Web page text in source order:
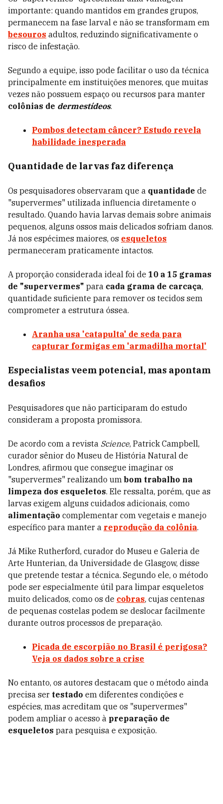
importante: quando mantidos em grandes grupos,
permanecem na fase larval e não se transformam em
besouros adultos, reduzindo significativamente o
risco de infestação.
Segundo a equipe, isso pode facilitar o uso da técnica
principalmente em instituições menores, que muitas
vezes não possuem espaço ou recursos para manter
colônias de dermestídeos.
Pombos detectam câncer? Estudo revela
habilidade inesperada
Quantidade de larvas faz diferença
Os pesquisadores observaram que a quantidade de
"supervermes" utilizada influencia diretamente o
resultado. Quando havia larvas demais sobre animais
pequenos, alguns ossos mais delicados sofriam danos.
Já nos espécimes maiores, os esqueletos
permaneceram praticamente intactos.
A proporção considerada ideal foi de 10 a 15 gramas
de "supervermes" para cada grama de carcaça,
quantidade suficiente para remover os tecidos sem
comprometer a estrutura óssea.
Aranha usa 'catapulta' de seda para
capturar formigas em 'armadilha mortal'
Especialistas veem potencial, mas apontam
desafios
Pesquisadores que não participaram do estudo
consideram a proposta promissora.
De acordo com a revista Science, Patrick Campbell,
curador sênior do Museu de História Natural de
Londres, afirmou que consegue imaginar os
"supervermes" realizando um bom trabalho na
limpeza dos esqueletos. Ele ressalta, porém, que as
larvas exigem alguns cuidados adicionais, como
alimentação complementar com vegetais e manejo
específico para manter a reprodução da colônia.
Já Mike Rutherford, curador do Museu e Galeria de
Arte Hunterian, da Universidade de Glasgow, disse
que pretende testar a técnica. Segundo ele, o método
pode ser especialmente útil para limpar esqueletos
muito delicados, como os de cobras, cujas centenas
de pequenas costelas podem se deslocar facilmente
durante outros processos de preparação.
Picada de escorpião no Brasil é perigosa?
Veja os dados sobre a crise
No entanto, os autores destacam que o método ainda
precisa ser testado em diferentes condições e
espécies, mas acreditam que os "supervermes"
podem ampliar o acesso à preparação de
esqueletos para pesquisa e exposição.